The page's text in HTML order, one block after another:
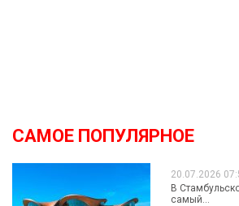
САМОЕ ПОПУЛЯРНОЕ
20.07.2026
В
самый...